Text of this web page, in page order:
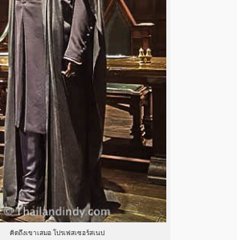
คิดถึงเขาเสมอ โปรเฟสเซอร์สเนป